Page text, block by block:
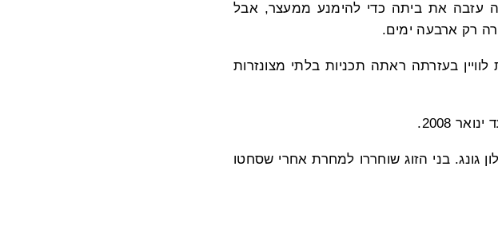
2004. אחרי ששוחררה עזבה את ביתה כדי להימנע ממעצר, אבל
בעזרתה ראתה תכניות בלתי מצונזרות
בשל הפצת חומרי פאלון גונג. בני הזוג שוחררו למחרת אחרי שסחטו